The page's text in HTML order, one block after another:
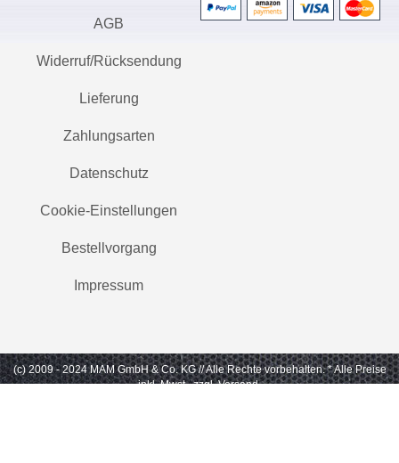
AGB
Widerruf/Rücksendung
Lieferung
Zahlungsarten
Datenschutz
Cookie-Einstellungen
Bestellvorgang
Impressum
(c) 2009 - 2024 MAM GmbH & Co. KG // Alle Rechte vorbehalten. * Alle Preise
inkl. Mwst., zzgl. Versand.